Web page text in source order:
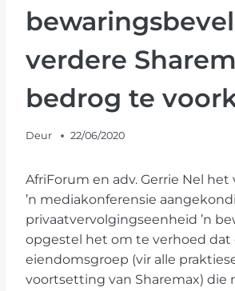
verdere
bedrog te
Deur 22/06/2020
AfriForum en adv. Gerrie Nel
’n mediakonferensie
privaatvervolgingseenheid ’n
opgestel het om te verhoed dat
eiendomsgroep (vir alle
voortsetting van Sharemax) die